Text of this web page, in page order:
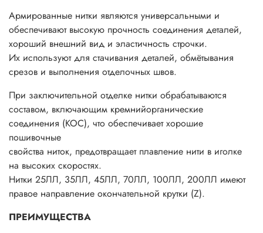
Армированные нитки являются универсальными и
обеспечивают высокую прочность соединения деталей,
хороший внешний вид и эластичность строчки.
Их используют для стачивания деталей, обмётывания
срезов и выполнения отделочных швов.
При заключительной отделке нитки обрабатываются
составом, включающим кремнийорганические
соединения (КОС), что обеспечивает хорошие
пошивочные
свойства ниток, предотвращает плавление нити в иголке
на высоких скоростях.
Нитки 25ЛЛ, 35ЛЛ, 45ЛЛ, 70ЛЛ, 100ЛЛ, 200ЛЛ имеют
правое направление окончательной крутки (Z).
ПРЕИМУЩЕСТВА